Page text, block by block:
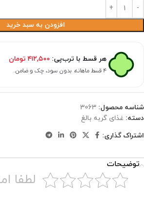
افزودن به سبد خرید
هر قسط با ترب‌پی: ۴۱۲,۵۰۰ تومان
۴ قسط ماهانه. بدون سود، چک و ضامن.
شناسه محصول: 3063
دسته: غذای گربه بالغ
اشتراک گذاری:
توضیحات
لطفا